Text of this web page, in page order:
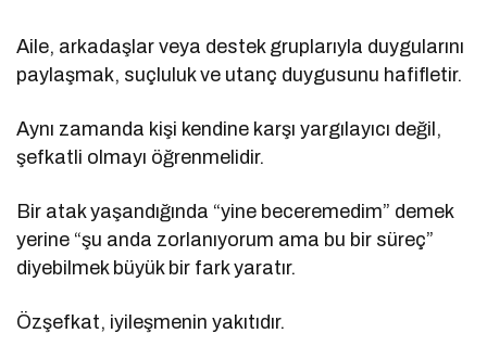
Aile, arkadaşlar veya destek gruplarıyla duygularını
paylaşmak, suçluluk ve utanç duygusunu hafifletir.
Aynı zamanda kişi kendine karşı yargılayıcı değil,
şefkatli olmayı öğrenmelidir.
Bir atak yaşandığında “yine beceremedim” demek
yerine “şu anda zorlanıyorum ama bu bir süreç”
diyebilmek büyük bir fark yaratır.
Özşefkat, iyileşmenin yakıtıdır.